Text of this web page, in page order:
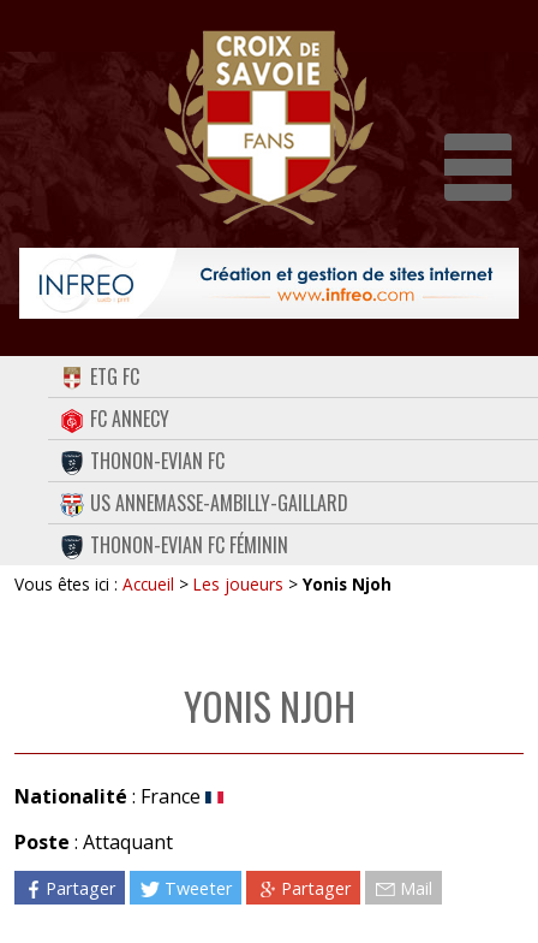
ACCUEIL
FORUM
CONTACT
FACEBOOK
TWITTER
ETG FC
FC ANNECY
THONON-EVIAN FC
US ANNEMASSE-AMBILLY-GAILLARD
THONON-EVIAN FC FÉMININ
Vous êtes ici : Accueil > Les joueurs > Yonis Njoh
YONIS NJOH
Nationalité : France
Poste : Attaquant
Partager Tweeter Partager Mail